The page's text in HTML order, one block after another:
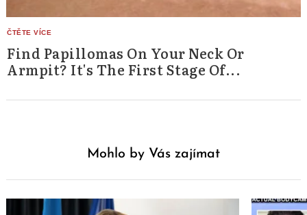
Find Papillomas On Your Neck Or
Armpit? It's The First Stage Of...
Mohlo by Vás zajímat